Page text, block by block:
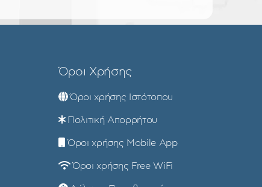
Όροι Χρήσης
Όροι χρήσης Ιστότοπου
Πολιτική Απορρήτου
Όροι χρήσης Mobile App
Όροι χρήσης Free WiFi